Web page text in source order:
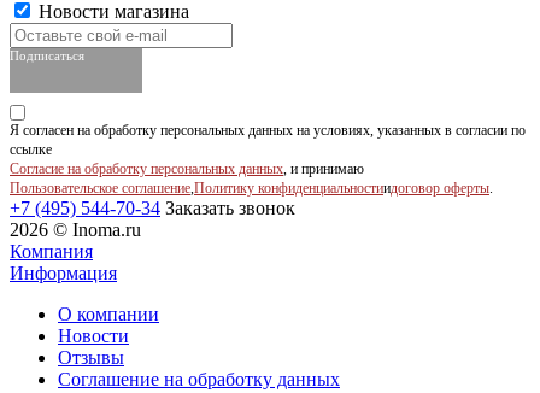
Новости магазина
Подписаться
Я согласен на обработку персональных данных на условиях, указанных в согласии по
ссылке
Согласие на обработку персональных данных, и принимаю
Пользовательское соглашение,Политику конфиденциальностиидоговор оферты.
+7 (495) 544-70-34 Заказать звонок
2026 © Inoma.ru
Компания
Информация
О компании
Новости
Отзывы
Соглашение на обработку данных